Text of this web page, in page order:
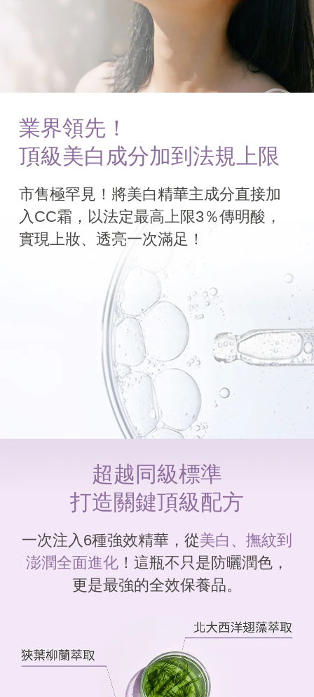
業界領先！
頂級美白成分加到法規上限
市售極罕見！ 將美白精華主成分直接加
入CC霜，以法定最高上限3％傳明酸，
實現上妝、透亮一次滿足！
超越同級標準
打造關鍵頂級配方
一次注入6種強效精華，從美白、撫紋到
澎潤全面進化 ！ 這瓶不只是防曬潤色，
更是最強的全效保養品。